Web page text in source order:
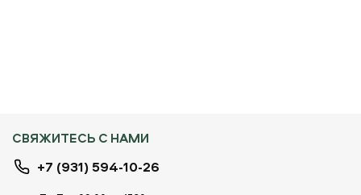
СВЯЖИТЕСЬ С НАМИ
+7 (931) 594-10-26